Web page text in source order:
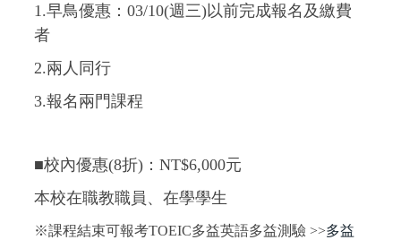
1.早鳥優惠：03/10(週三)以前完成報名及繳費
者
2.兩人同行
3.報名兩門課程
■校內優惠(8折)：NT$6,000元
本校在職教職員、在學學生
※課程結束可報考TOEIC多益英語多益測驗 >>多益